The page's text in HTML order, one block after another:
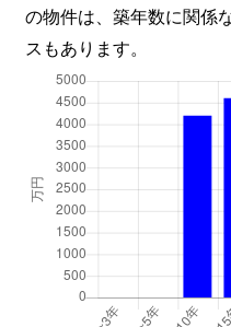
の物件は、築年数に関係
スもあります。